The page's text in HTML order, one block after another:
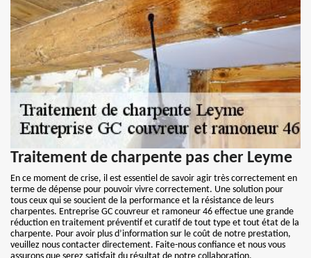
Traitement de charpente pas cher Leyme
En ce moment de crise, il est essentiel de savoir agir très correctement en
terme de dépense pour pouvoir vivre correctement. Une solution pour
tous ceux qui se soucient de la performance et la résistance de leurs
charpentes. Entreprise GC couvreur et ramoneur 46 effectue une grande
réduction en traitement préventif et curatif de tout type et tout état de la
charpente. Pour avoir plus d’information sur le coût de notre prestation,
veuillez nous contacter directement. Faite-nous confiance et nous vous